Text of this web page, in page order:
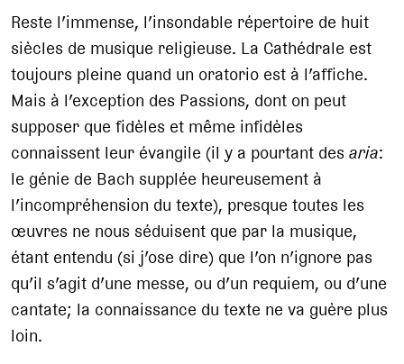
Reste l’immense, l’insondable répertoire de huit
siècles de musique religieuse. La Cathédrale est
toujours pleine quand un oratorio est à l’affiche.
Mais à l’exception des Passions, dont on peut
supposer que fidèles et même infidèles
connaissent leur évangile (il y a pourtant desaria:
le génie de Bach supplée heureusement à
l’incompréhension du texte), presque toutes les
œuvres ne nous séduisent que par la musique,
étant entendu (si j’ose dire) que l’on n’ignore pas
qu’il s’agit d’une messe, ou d’un requiem, ou d’une
cantate; la connaissance du texte ne va guère plus
loin.